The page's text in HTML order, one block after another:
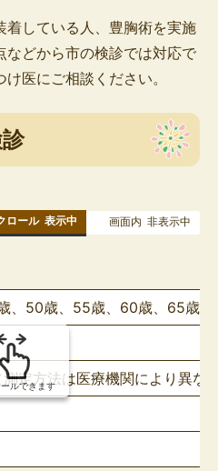
着している人、豊胸術を実施
などから市の検診では対応で
医にご相談ください。
ロール 表示中 画面内 非表示中
、50歳、55歳、60歳、65歳、
定方法は医療機関により異な
ルできます